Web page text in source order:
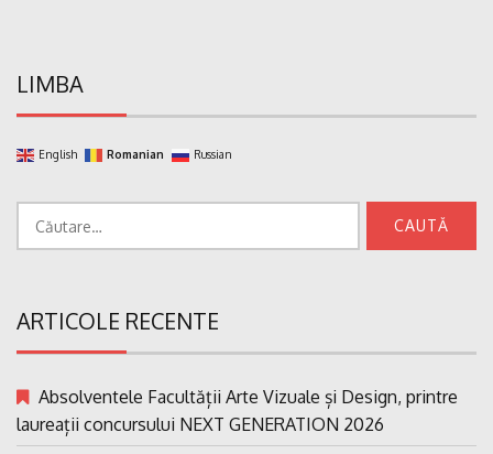
LIMBA
English Romanian Russian
ARTICOLE RECENTE
Absolventele Facultății Arte Vizuale și Design, printre
laureații concursului NEXT GENERATION 2026